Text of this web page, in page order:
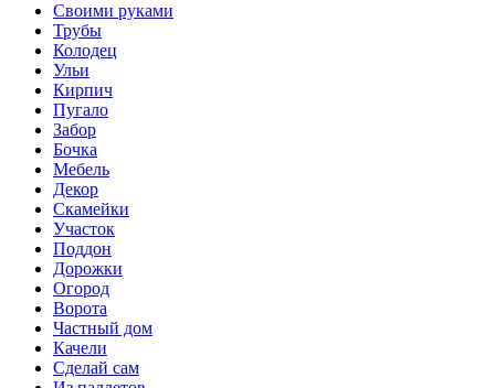
Своими руками
Трубы
Колодец
Ульи
Кирпич
Пугало
Забор
Бочка
Мебель
Декор
Скамейки
Участок
Поддон
Дорожки
Огород
Ворота
Частный дом
Качели
Сделай сам